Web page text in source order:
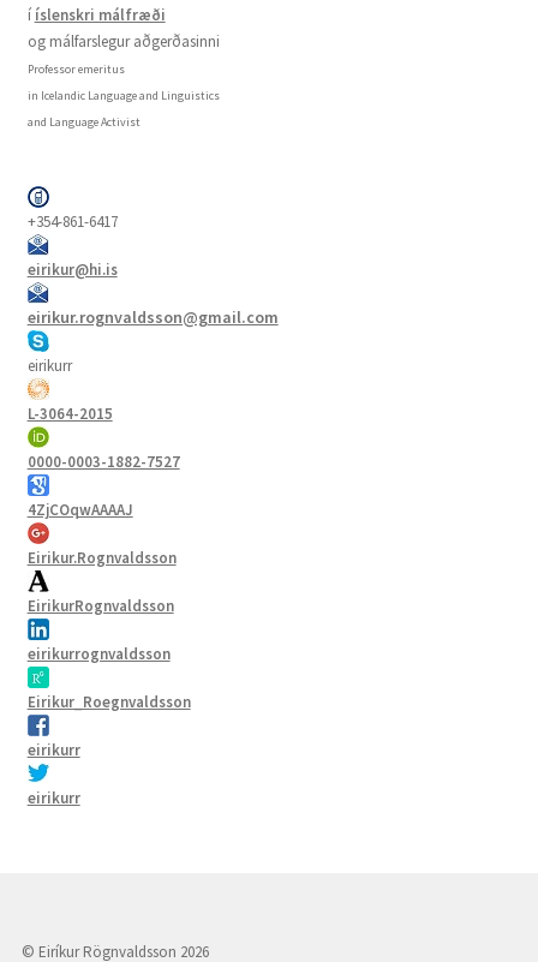
í íslenskri málfræði
og málfarslegur aðgerðasinni
Professor emeritus
in Icelandic Language and Linguistics
and Language Activist
+354-861-6417
eirikur@hi.is
eirikur.rognvaldsson@gmail.com
eirikurr
L-3064-2015
0000-0003-1882-7527
4ZjCOqwAAAAJ
Eirikur.Rognvaldsson
EirikurRognvaldsson
eirikurrognvaldsson
Eirikur_Roegnvaldsson
eirikurr
eirikurr
© Eiríkur Rögnvaldsson 2026